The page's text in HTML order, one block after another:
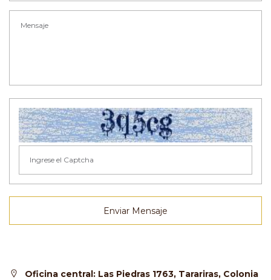
Enviar Mensaje
Oficina central: Las Piedras 1763, Tarariras, Colonia